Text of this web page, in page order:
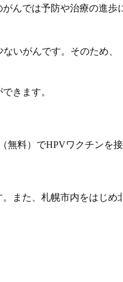
んでは予防や治療の進
いがんです。そのため、
きます。
無料）でHPVワクチンを
また、札幌市内をはじ